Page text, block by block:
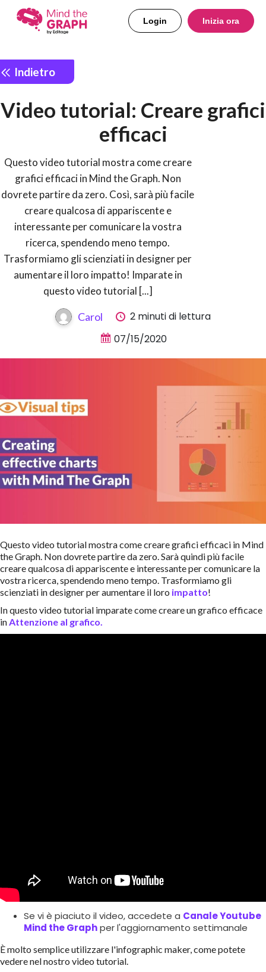
Login Inizia ora
Indietro
Video tutorial: Creare grafici
efficaci
Questo video tutorial mostra come creare
grafici efficaci in Mind the Graph. Non
dovrete partire da zero. Così, sarà più facile
creare qualcosa di appariscente e
interessante per comunicare la vostra
ricerca, spendendo meno tempo.
Trasformiamo gli scienziati in designer per
aumentare il loro impatto! Imparate in
questo video tutorial [...]
Carol
2 minuti di lettura
07/15/2020
Questo video tutorial mostra come creare grafici efficaci in Mind
the Graph. Non dovrete partire da zero. Sarà quindi più facile
creare qualcosa di appariscente e interessante per comunicare la
vostra ricerca, spendendo meno tempo. Trasformiamo gli
scienziati in designer per aumentare il loro impatto!
In questo video tutorial imparate come creare un grafico efficace
inAttenzione al grafico.
Se vi è piaciuto il video, accedete a Canale Youtube
Mind the Graphper l'aggiornamento settimanale
È molto semplice utilizzare l'infographic maker, come potete
vedere nel nostro video tutorial.